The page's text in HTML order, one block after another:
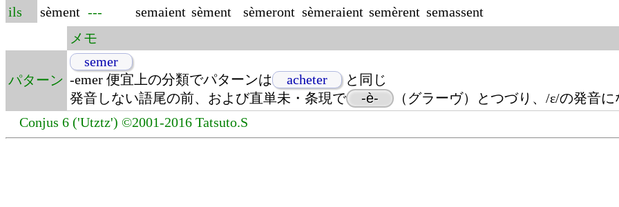
ils
sèment --- semaient sèment sèmeront sèmeraient semèrent semassent
メモ
パターン
semer
-emer 便宜上の分類でパターンは
acheter
と同じ
発音しない語尾の前、および直単未・条現で
-è-
（グラーヴ）とつづり、/ɛ/の発音に
Conjus 6 ('Utztz') ©2001-2016 Tatsuto.S